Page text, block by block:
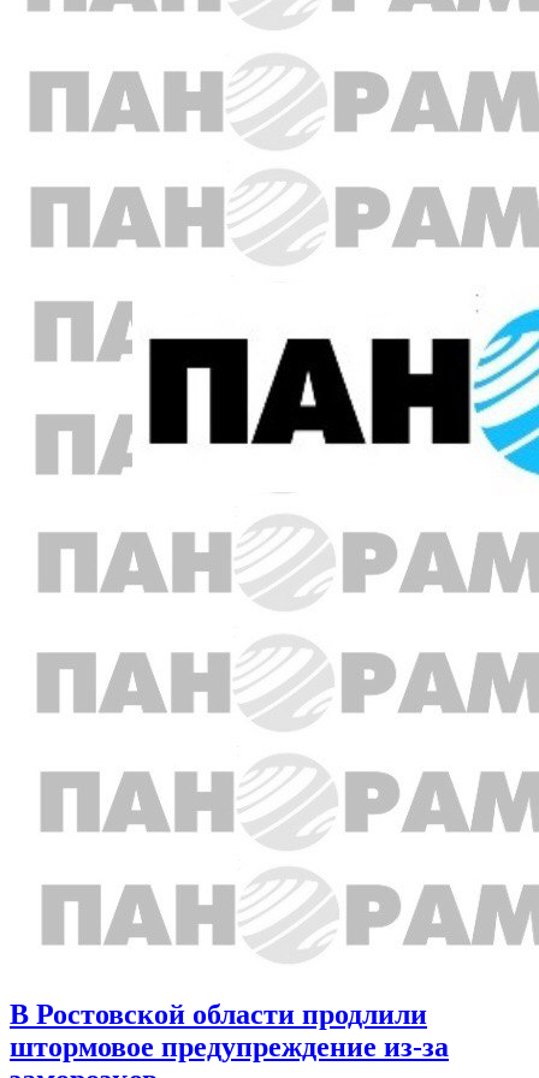
В Ростовской области продлили
штормовое предупреждение из-за